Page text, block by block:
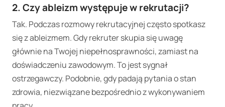
2. Czy ableizm występuje w rekrutacji?
Tak. Podczas rozmowy rekrutacyjnej często spotkasz
się z ableizmem. Gdy rekruter skupia się uwagę
głównie na Twojej niepełnosprawności, zamiast na
doświadczeniu zawodowym. To jest sygnał
ostrzegawczy. Podobnie, gdy padają pytania o stan
zdrowia, niezwiązane bezpośrednio z wykonywaniem